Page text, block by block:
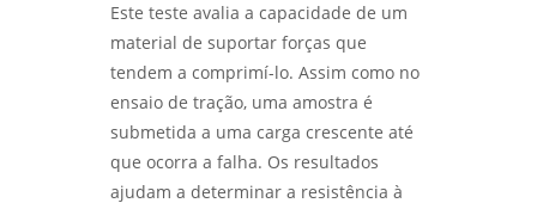
COMO A ANÁLISE METALOGRÁFICA
TRANSFORMA A INDÚSTRIA METALÚRGICA -
LABMETAL
ANÁLISE DE FALHAS EM MÁQUINAS E
EQUIPAMENTOS: COMO EVITAR PROBLEMAS E
OTIMIZAR PROCESSOS - LABMETAL
Este teste avalia a capacidade de um
material de suportar forças que
tendem a comprimí-lo. Assim como no
ensaio de tração, uma amostra é
submetida a uma carga crescente até
que ocorra a falha. Os resultados
ajudam a determinar a resistência à